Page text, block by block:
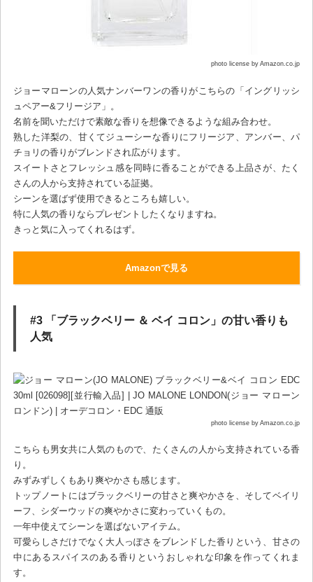
photo license by Amazon.co.jp
ジョーマローンの人気ナンバーワンの香りがこちらの「イングリッシ
ュペアー&フリージア」。
名前を聞いただけで素敵な香りを想像できるような組み合わせ。
熟した洋梨の、甘くてジューシーな香りにフリージア、アンバー、パ
チョリの香りがブレンドされ広がります。
スイートさとフレッシュ感を同時に香ることができる上品さが、たく
さんの人から支持されている証拠。
シーンを選ばず使用できるところも嬉しい。
特に人気の香りならプレゼントしたくなりますね。
きっと気に入ってくれるはず。
Amazonで見る
#3 「ブラックベリー ＆ ベイ コロン」の甘い香りも
人気
photo license by Amazon.co.jp
こちらも男女共に人気のもので、たくさんの人から支持されている香
り。
みずみずしくもあり爽やかさも感じます。
トップノートにはブラックベリーの甘さと爽やかさを、そしてベイリ
ーフ、シダーウッドの爽やかさに変わっていくもの。
一年中使えてシーンを選ばないアイテム。
可愛らしさだけでなく大人っぽさをブレンドした香りという、甘さの
中にあるスパイスのある香りというおしゃれな印象を作ってくれま
す。